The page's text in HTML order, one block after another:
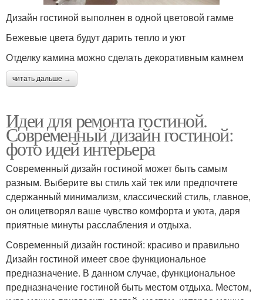
Дизайн гостиной выполнен в одной цветовой гамме
Бежевые цвета будут дарить тепло и уют
Отделку камина можно сделать декоративным камнем
читать дальше →
Идеи для ремонта гостиной.
Современный дизайн гостиной:
фото идей интерьера
Современный дизайн гостиной может быть самым
разным. Выберите вы стиль хай тек или предпочтете
сдержанный минимализм, классический стиль, главное,
он олицетворял ваше чувство комфорта и уюта, даря
приятные минуты расслабления и отдыха.
Современный дизайн гостиной: красиво и правильно
Дизайн гостиной имеет свое функциональное
предназначение. В данном случае, функциональное
предназначение гостиной быть местом отдыха. Местом,